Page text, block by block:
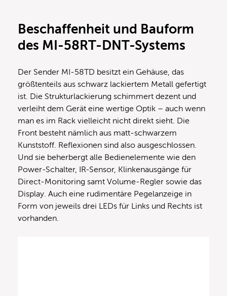
Beschaffenheit und Bauform
des MI-58RT-DNT-Systems
Der Sender MI-58TD besitzt ein Gehäuse, das
größtenteils aus schwarz lackiertem Metall gefertigt
ist. Die Strukturlackierung schimmert dezent und
verleiht dem Gerät eine wertige Optik – auch wenn
man es im Rack vielleicht nicht direkt sieht. Die
Front besteht nämlich aus matt-schwarzem
Kunststoff. Reflexionen sind also ausgeschlossen.
Und sie beherbergt alle Bedienelemente wie den
Power-Schalter, IR-Sensor, Klinkenausgänge für
Direct-Monitoring samt Volume-Regler sowie das
Display. Auch eine rudimentäre Pegelanzeige in
Form von jeweils drei LEDs für Links und Rechts ist
vorhanden.